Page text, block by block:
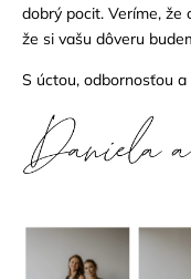
dobrý pocit. Veríme, že
že si vašu dôveru
S úctou, odbornosťou